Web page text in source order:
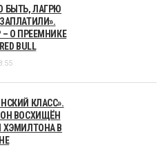
БЫТЬ, ЛАГРЮ
– О ПРЕЕМНИКЕ
BULL
КЛАСС».
ВОСХИЩЁН
ХЭМИЛТОНА В